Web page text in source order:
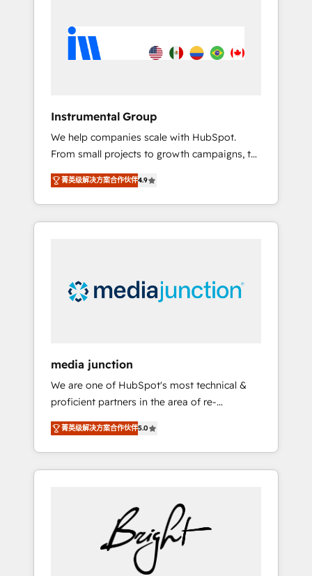
HubSpot experience 🤝HubSpot Premier
Integration partner 🤝Google Premier Partner
Harnessing the full potential of the powerful
HubSpot CRM. ✔️A team of HubSpot experts
backed by over 10+ years of HubSpot
experience ✔️Flexible pricing models —
Hourly-fee (assigned one Dedicated
HubSpot Admin); Monthly-fee (HubSpot
Admin + Project Manager); and Fixed Project
bundle services. Connect with us today!
Instrumental Group
We help companies scale with HubSpot.
From small projects to growth campaigns, to
CRM and websites. Hire an agency that's
experienced in every inch of HubSpot and
willing to work hand-in-hand with your team
to simplify the complex and build a better
菁英级解决方案合作伙伴4.9
media junction
We are one of HubSpot's most technical &
proficient partners in the area of re-
platforming, website design & development.
We specialize in multi-hub implementations
for mid-market & enterprise companies. We
are woman-owned, powered by coffee, and
Impact Award 🏆2022 Technical Expertise
Impact Award 🏆2022 Platform Migration
Excellence Impact Award 🏆2020 Elite
Solutions Partner 🏆2019 Integrations
菁英级解决方案合作伙伴5.0